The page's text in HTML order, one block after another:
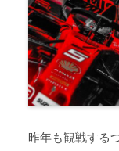
昨年も観戦する